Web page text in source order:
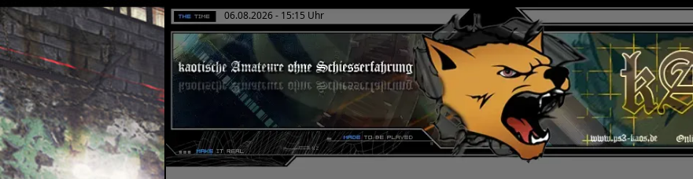
06.08.2026 - 15:15 Uhr